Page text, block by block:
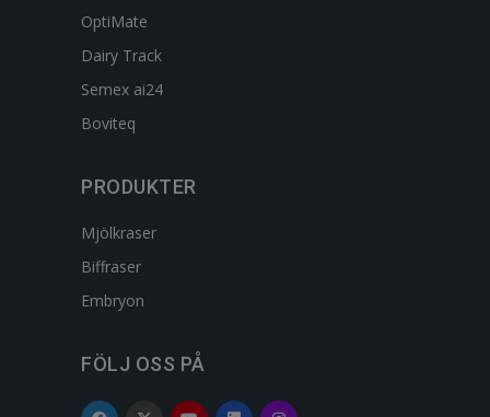
OptiMate
Dairy Track
Semex ai24
Boviteq
PRODUKTER
Mjölkraser
Biffraser
Embryon
FÖLJ OSS PÅ